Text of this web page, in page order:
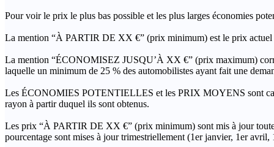
Pour voir le prix le plus bas possible et les plus larges économies
La mention “À PARTIR DE XX €” (prix minimum) est le prix actuel
La mention “ÉCONOMISEZ JUSQU’À XX €” (prix maximum)
laquelle un minimum de 25 % des automobilistes ayant fait une
Les ÉCONOMIES POTENTIELLES et les PRIX MOYENS sont
rayon à partir duquel ils sont obtenus.
Les prix “À PARTIR DE XX €” (prix minimum) sont mis à jour
pourcentage sont mises à jour trimestriellement (1er janvier, 1er